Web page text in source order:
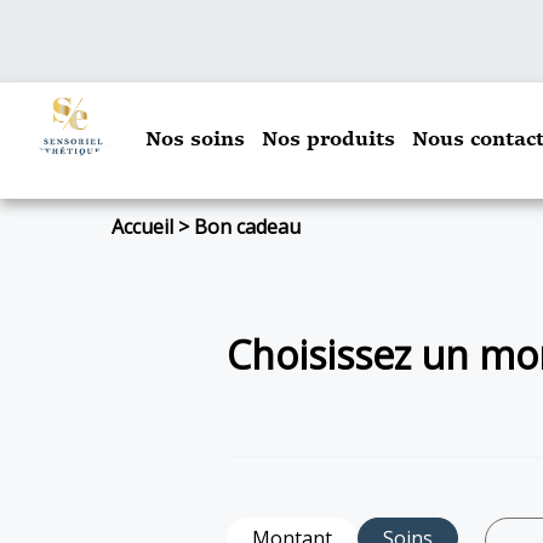
Nos soins Nos produits Nous
Accueil>Bon cadeau
Choisissez un